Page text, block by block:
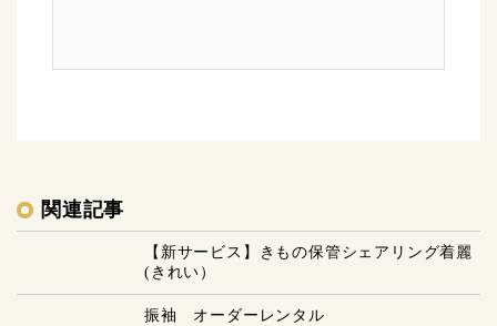
関連記事
【新サービス】きもの保管シェアリング着麗
(きれい）
振袖 オーダーレンタル